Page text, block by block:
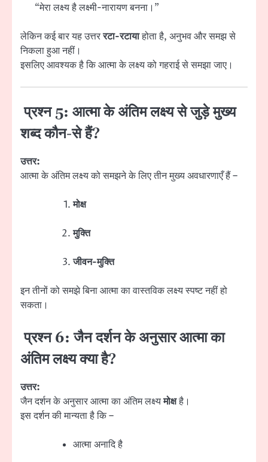
“मेरा लक्ष्य है लक्ष्मी-नारायण बनना।”
लेकिन कई बार यह उत्तररटा-रटायाहोता है, अनुभव और समझ से
निकला हुआ नहीं।
इसलिए आवश्यक है कि आत्मा के लक्ष्य को गहराई से समझा जाए।
प्रश्न 5: आत्मा के अंतिम लक्ष्य से जुड़े मुख्य
शब्द कौन-से हैं?
उत्तर:
आत्मा के अंतिम लक्ष्य को समझने के लिए तीन मुख्य अवधारणाएँ हैं –
मोक्ष
मुक्ति
जीवन-मुक्ति
इन तीनों को समझे बिना आत्मा का वास्तविक लक्ष्य स्पष्ट नहीं हो
सकता।
प्रश्न 6: जैन दर्शन के अनुसार आत्मा का
अंतिम लक्ष्य क्या है?
उत्तर:
जैन दर्शन के अनुसार आत्मा का अंतिम लक्ष्यमोक्षहै।
इस दर्शन की मान्यता है कि –
आत्मा अनादि है